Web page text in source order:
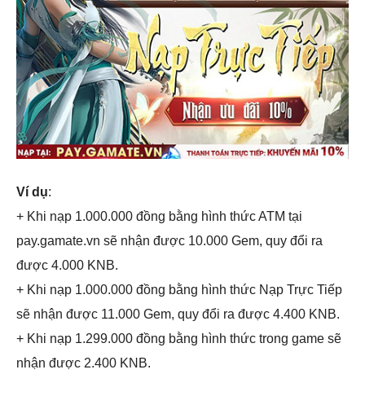
Ví dụ:
+ Khi nạp 1.000.000 đồng bằng hình thức ATM tại
pay.gamate.vn sẽ nhận được 10.000 Gem, quy đổi ra
được 4.000 KNB.
+ Khi nạp 1.000.000 đồng bằng hình thức Nạp Trực Tiếp
sẽ nhận được 11.000 Gem, quy đổi ra được 4.400 KNB.
+ Khi nạp 1.299.000 đồng bằng hình thức trong game sẽ
nhận được 2.400 KNB.